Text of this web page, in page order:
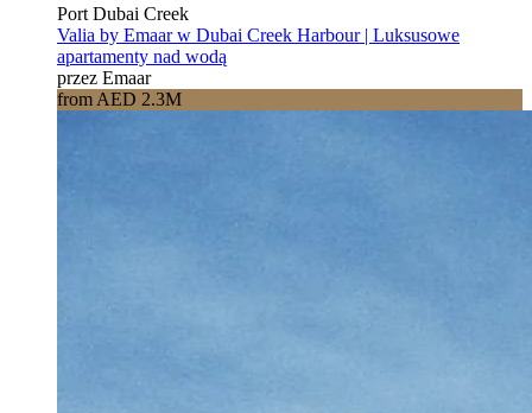
Port Dubai Creek
Valia by Emaar w Dubai Creek Harbour | Luksusowe
apartamenty nad wodą
przez Emaar
from AED 2.3M